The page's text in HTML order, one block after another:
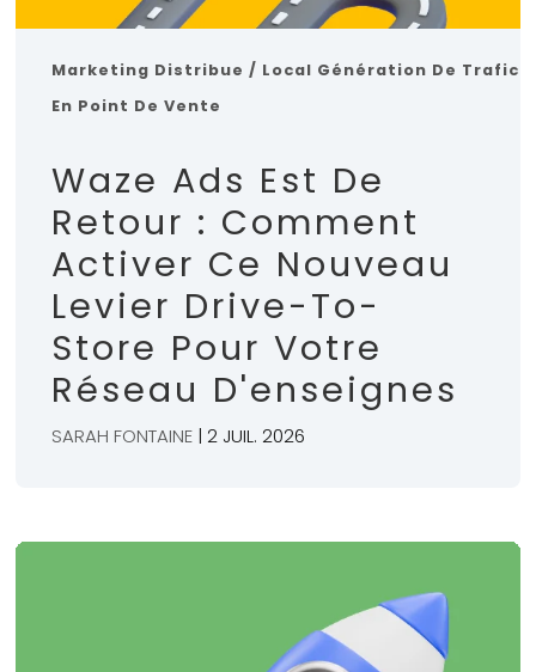
Marketing Distribue / Local Génération De Trafic
En Point De Vente
Waze Ads Est De
Retour : Comment
Activer Ce Nouveau
Levier Drive-To-
Store Pour Votre
Réseau D'enseignes
SARAH FONTAINE | 2 JUIL. 2026